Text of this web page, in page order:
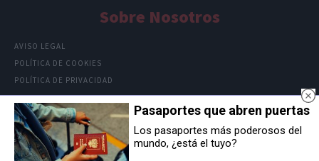
Sobre Nosotros
AVISO LEGAL
POLÍTICA DE COOKIES
POLÍTICA DE PRIVACIDAD
Pasaportes que abren puertas
Los pasaportes más poderosos del
mundo, ¿está el tuyo?